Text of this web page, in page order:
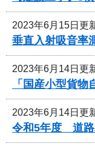
2023年6月15日更
垂直入射吸音率
2023年6月14日更
「国産小型貨
2023年6月14日更
令和5年度 道路